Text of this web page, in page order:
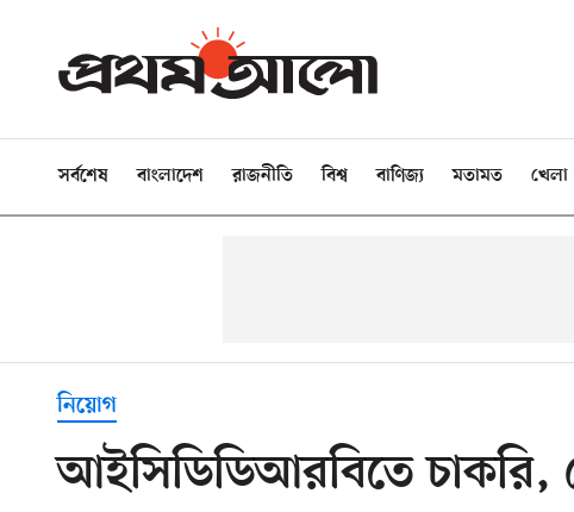
সর্বশেষ বাংলাদেশ রাজনীতি বিশ্ব বাণিজ্য মতামত খেলা
নিয়োগ
আইসিডিডিআরবিতে